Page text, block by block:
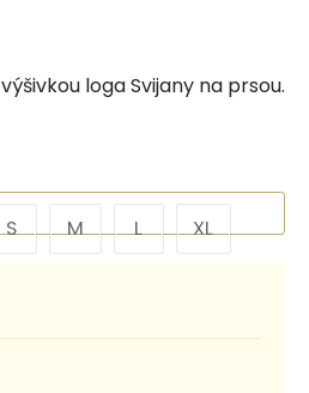
loga Svijany na prsou.
S M L XL